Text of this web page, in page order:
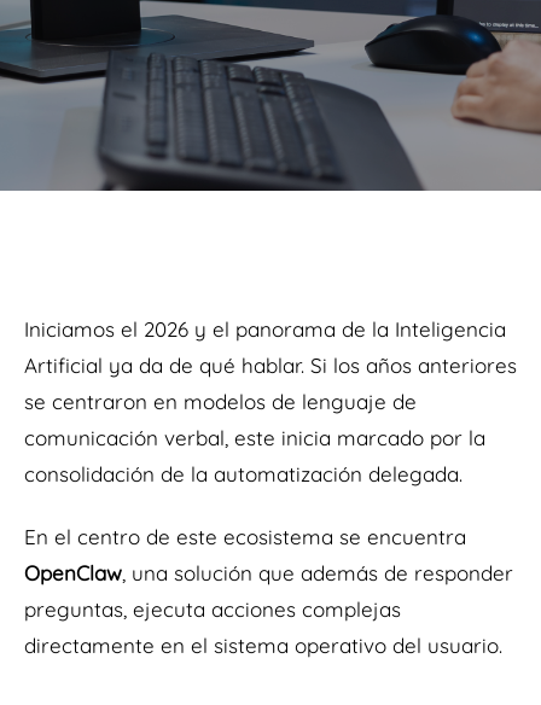
Iniciamos el 2026 y el panorama de la Inteligencia
Artificial ya da de qué hablar. Si los años anteriores
se centraron en modelos de lenguaje de
comunicación verbal, este inicia marcado por la
consolidación de la automatización delegada.
En el centro de este ecosistema se encuentra
OpenClaw, una solución que además de responder
preguntas, ejecuta acciones complejas
directamente en el sistema operativo del usuario.